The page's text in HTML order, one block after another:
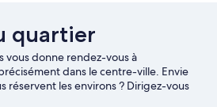
quartier
vous donne rendez-vous à
dans le centre-ville. Envie
réservent les environs ? Dirigez-vous
la Constitution et Monument du